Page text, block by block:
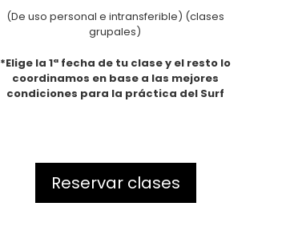
(De uso personal e intransferible) (clases
grupales)
*Elige la 1ª fecha de tu clase y el resto lo
coordinamos en base a las mejores
condiciones para la práctica del Surf
Reservar clases